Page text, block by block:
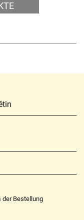
der Bestellung